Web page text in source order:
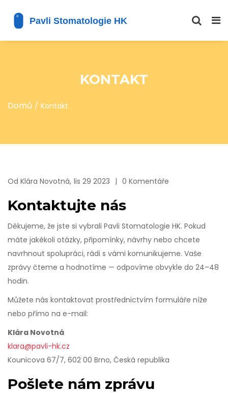
KONTAKT
Domů Kontakt
Od Klára Novotná, lis 29 2023 0 Komentáře
Kontaktujte nás
Děkujeme, že jste si vybrali Pavli Stomatologie HK. Pokud
máte jakékoli otázky, připomínky, návrhy nebo chcete
navrhnout spolupráci, rádi s vámi komunikujeme. Vaše
zprávy čteme a hodnotíme — odpovíme obvykle do 24–48
hodin.
Můžete nás kontaktovat prostřednictvím formuláře níže
nebo přímo na e-mail:
Klára Novotná
klara@pavli-hk.cz
Kounicova 67/7, 602 00 Brno, Česká republika
Pošlete nám zprávu